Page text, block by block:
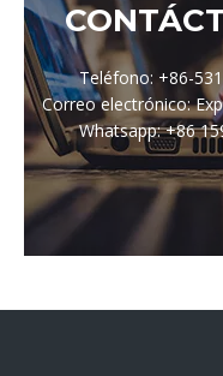
Teléfono: +86-
Correo electrónico:
Whatsapp: +86